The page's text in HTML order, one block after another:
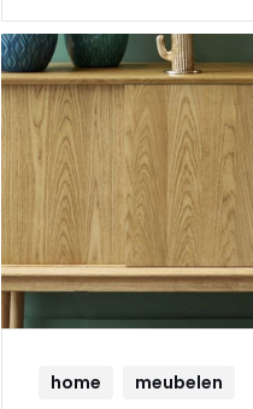
home meubelen